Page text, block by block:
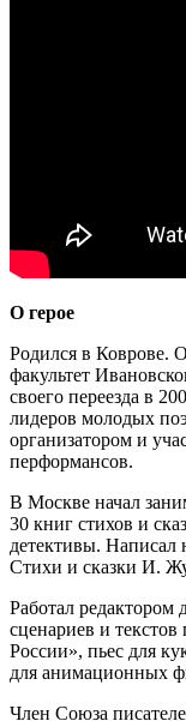
О герое
Родился в Коврове.
факультет
своего переезда в
лидеров молодых
организатором и
перформансов.
В Москве начал
30 книг стихов и
детективы. Написал
Стихи и сказки И.
Работал редактором
сценариев и текстов
России», пьес для
для анимационных
Член Союза